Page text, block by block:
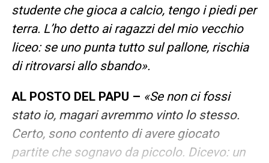
studente che gioca a calcio, tengo i piedi per
terra. L’ho detto ai ragazzi del mio vecchio
liceo: se uno punta tutto sul pallone, rischia
di ritrovarsi allo sbando».
AL POSTO DEL PAPU – «Se non ci fossi
stato io, magari avremmo vinto lo stesso.
Certo, sono contento di avere giocato
partite che sognavo da piccolo. Dicevo: un